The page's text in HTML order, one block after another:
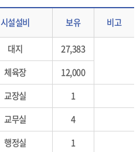
시설설비 보유 비고
대지
27,383
체육장
12,000
교장실
1
교무실
4
행정실
1